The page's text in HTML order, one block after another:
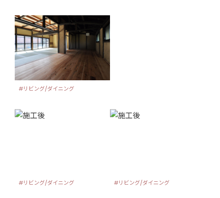
#リビング/ダイニング
#リビング/ダイニング #リビング/ダイニング